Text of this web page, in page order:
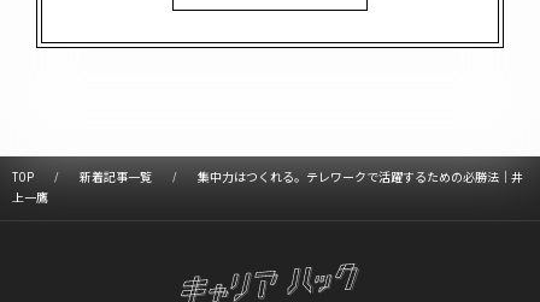
TOP 新着記事一覧
集中力はつくれる。テレワークで活躍するための必勝法｜井
上一鷹